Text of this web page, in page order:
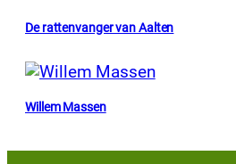
De rattenvanger van Aalten
Willem Massen